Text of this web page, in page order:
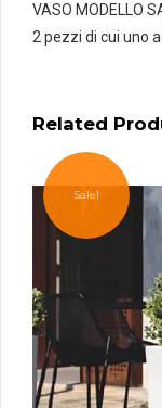
VASO MODELLO
2 pezzi di cui uno
Related
Sale!